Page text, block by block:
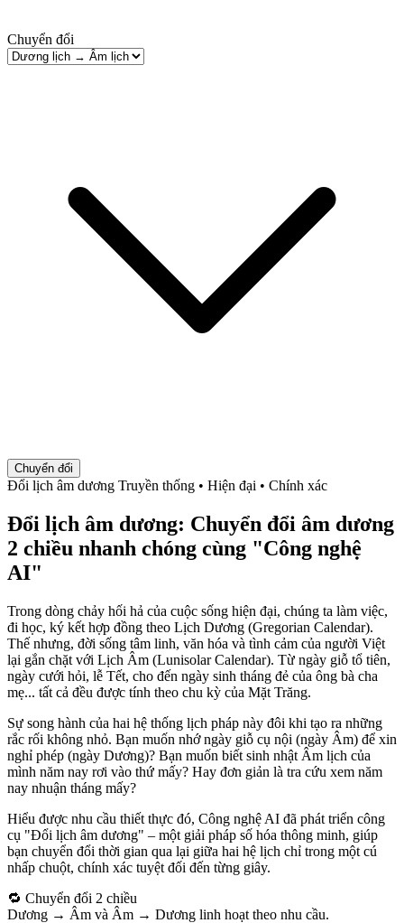
Chuyển đổi
Chuyển đổi
Đổi lịch âm dương Truyền thống • Hiện đại • Chính xác
Đổi lịch âm dương: Chuyển đổi âm dương
2 chiều nhanh chóng cùng "Công nghệ
AI"
Trong dòng chảy hối hả của cuộc sống hiện đại, chúng ta làm việc,
đi học, ký kết hợp đồng theo Lịch Dương (Gregorian Calendar).
Thế nhưng, đời sống tâm linh, văn hóa và tình cảm của người Việt
lại gắn chặt với Lịch Âm (Lunisolar Calendar). Từ ngày giỗ tổ tiên,
ngày cưới hỏi, lễ Tết, cho đến ngày sinh tháng đẻ của ông bà cha
mẹ... tất cả đều được tính theo chu kỳ của Mặt Trăng.
Sự song hành của hai hệ thống lịch pháp này đôi khi tạo ra những
rắc rối không nhỏ. Bạn muốn nhớ ngày giỗ cụ nội (ngày Âm) để xin
nghỉ phép (ngày Dương)? Bạn muốn biết sinh nhật Âm lịch của
mình năm nay rơi vào thứ mấy? Hay đơn giản là tra cứu xem năm
nay nhuận tháng mấy?
Hiểu được nhu cầu thiết thực đó, Công nghệ AI đã phát triển công
cụ "Đổi lịch âm dương" – một giải pháp số hóa thông minh, giúp
bạn chuyển đổi thời gian qua lại giữa hai hệ lịch chỉ trong một cú
nhấp chuột, chính xác tuyệt đối đến từng giây.
🔁 Chuyển đổi 2 chiều
Dương → Âm và Âm → Dương linh hoạt theo nhu cầu.